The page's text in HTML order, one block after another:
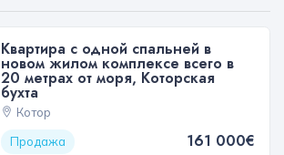
Квартира с одной спальней в
новом жилом комплексе всего в
20 метрах от моря, Которская
бухта
Котор
Продажа
161 000€